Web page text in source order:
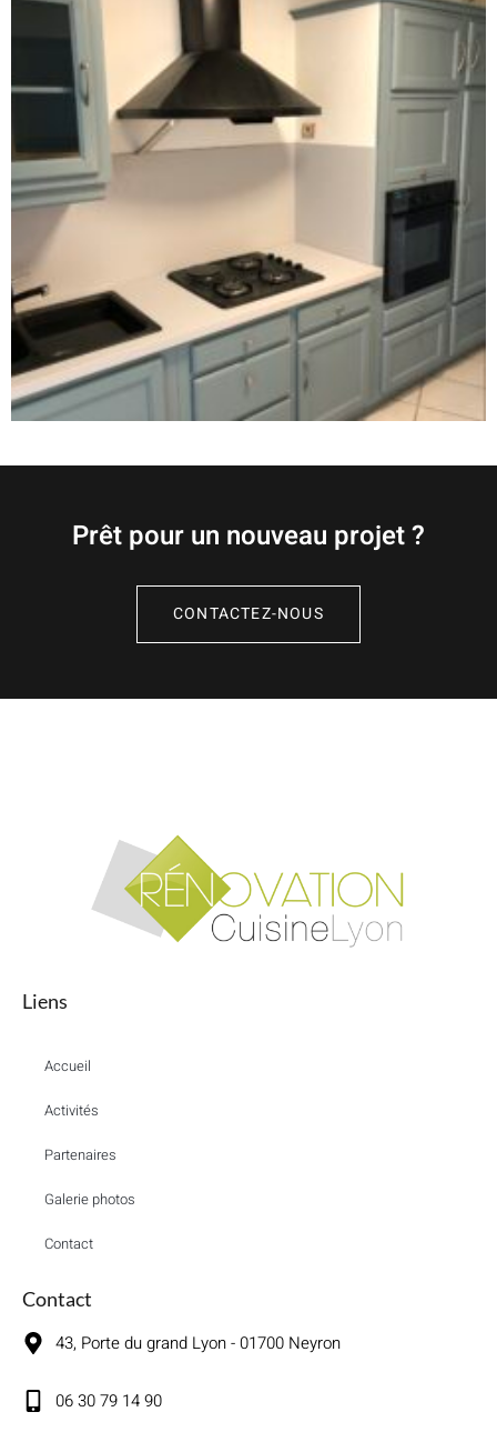
Prêt pour un nouveau projet ?
CONTACTEZ-NOUS
Liens
Accueil
Activités
Partenaires
Galerie photos
Contact
Contact
43, Porte du grand Lyon - 01700 Neyron
06 30 79 14 90